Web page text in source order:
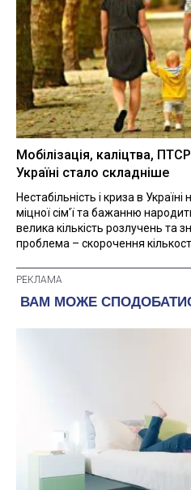
Мобілізація, каліцтва,
Україні стало складніше
Нестабільність і криза в
міцної сім'ї та бажанню
велика кількість розлучень та
проблема – скорочення